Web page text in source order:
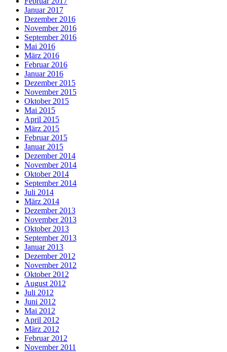
Januar 2017
Dezember 2016
November 2016
September 2016
Mai 2016
März 2016
Februar 2016
Januar 2016
Dezember 2015
November 2015
Oktober 2015
Mai 2015
April 2015
März 2015
Februar 2015
Januar 2015
Dezember 2014
November 2014
Oktober 2014
September 2014
Juli 2014
März 2014
Dezember 2013
November 2013
Oktober 2013
September 2013
Januar 2013
Dezember 2012
November 2012
Oktober 2012
August 2012
Juli 2012
Juni 2012
Mai 2012
April 2012
März 2012
Februar 2012
November 2011